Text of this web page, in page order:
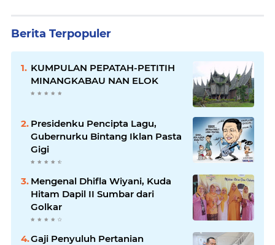
Berita Terpopuler
KUMPULAN PEPATAH-PETITIH
MINANGKABAU NAN ELOK
Presidenku Pencipta Lagu,
Gubernurku Bintang Iklan Pasta
Gigi
Mengenal Dhifla Wiyani, Kuda
Hitam Dapil II Sumbar dari
Golkar
Gaji Penyuluh Pertanian